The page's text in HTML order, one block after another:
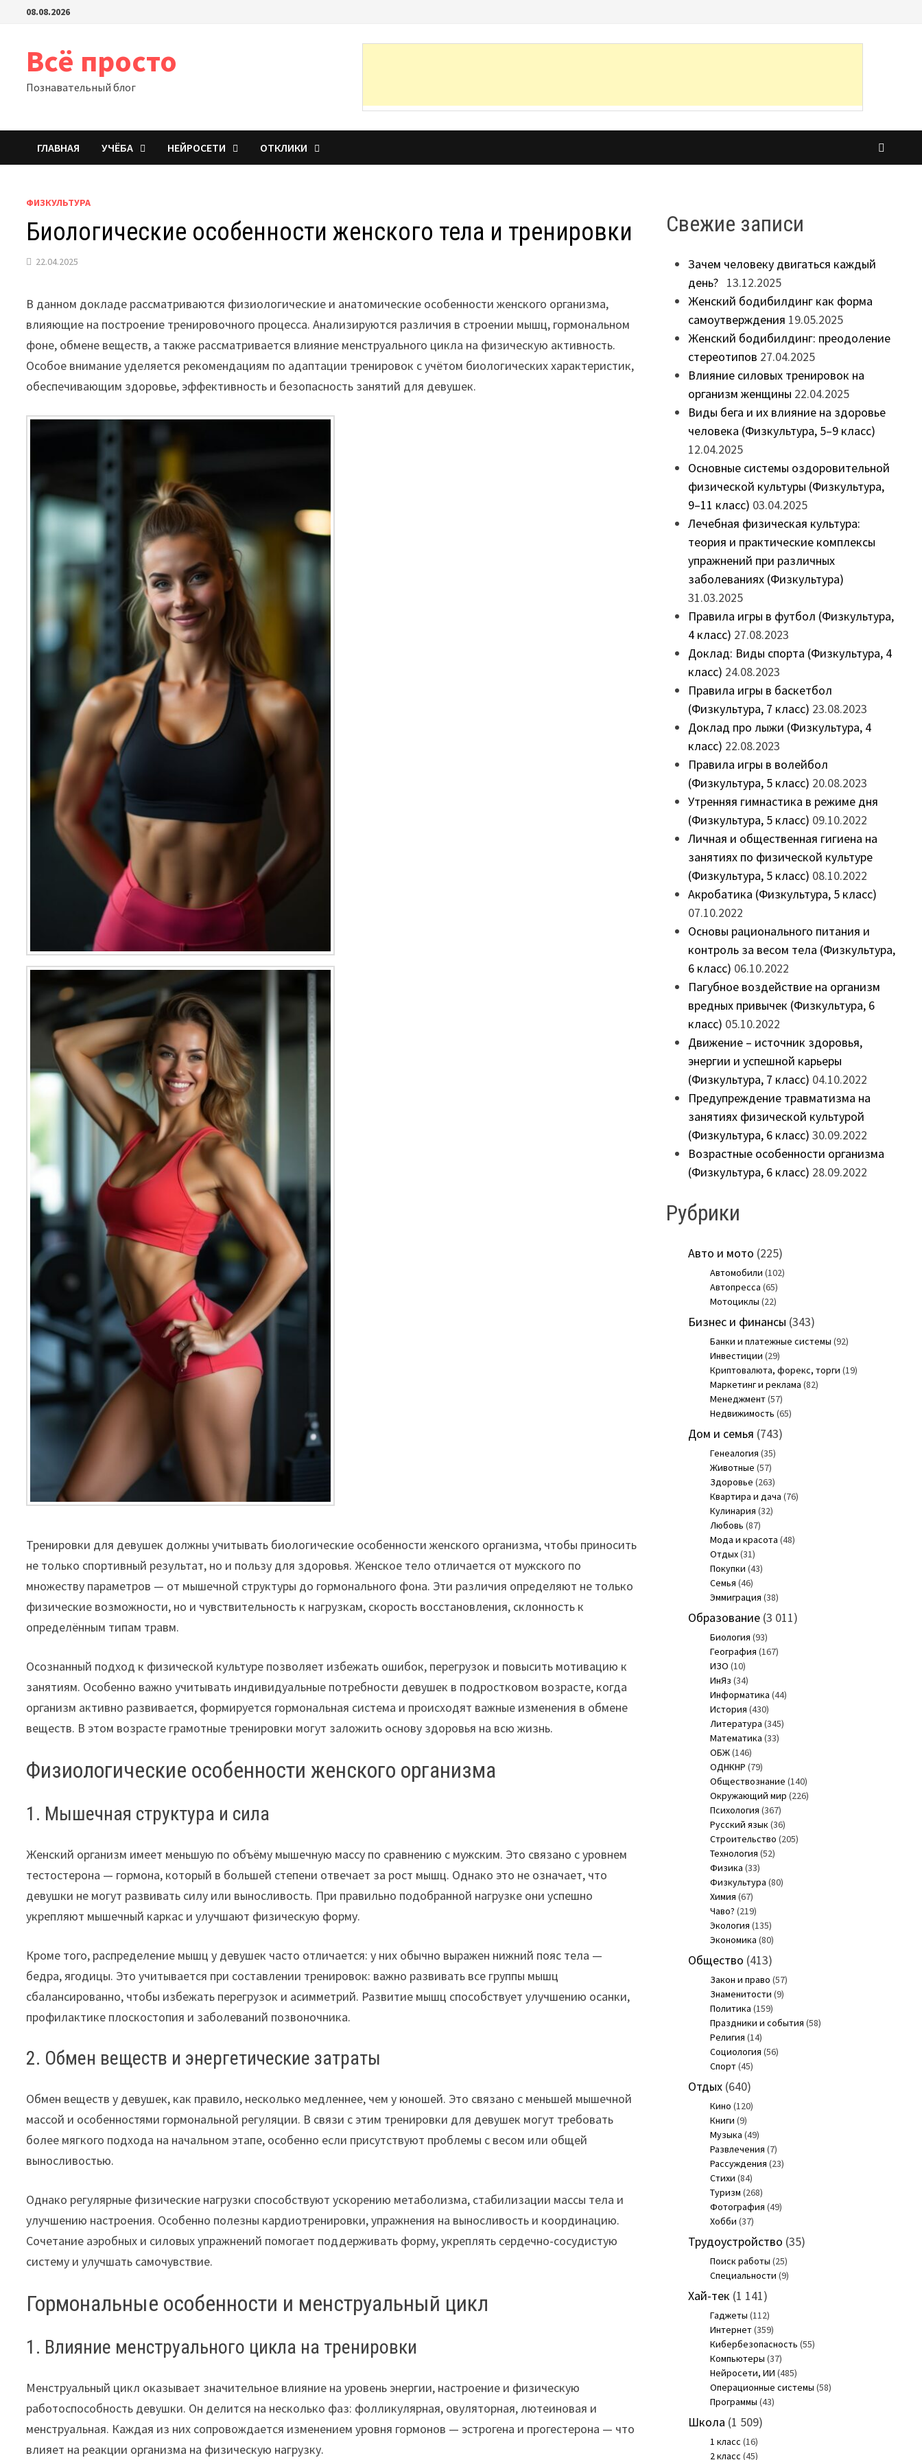
Перейти08.08.2026
Всё просто
Познавательный блог
ГЛАВНАЯ УЧЁБА НЕЙРОСЕТИ ОТКЛИКИ
ФИЗКУЛЬТУРА
Биологические особенности женского тела и тренировки
22.04.2025
В данном докладе рассматриваются физиологические и анатомические особенности женского организма,
влияющие на построение тренировочного процесса. Анализируются различия в строении мышц, гормональном
фоне, обмене веществ, а также рассматривается влияние менструального цикла на физическую активность.
Особое внимание уделяется рекомендациям по адаптации тренировок с учётом биологических характеристик,
обеспечивающим здоровье, эффективность и безопасность занятий для девушек.
Тренировки для девушек должны учитывать биологические особенности женского организма, чтобы приносить
не только спортивный результат, но и пользу для здоровья. Женское тело отличается от мужского по
множеству параметров — от мышечной структуры до гормонального фона. Эти различия определяют не только
физические возможности, но и чувствительность к нагрузкам, скорость восстановления, склонность к
определённым типам травм.
Осознанный подход к физической культуре позволяет избежать ошибок, перегрузок и повысить мотивацию к
занятиям. Особенно важно учитывать индивидуальные потребности девушек в подростковом возрасте, когда
организм активно развивается, формируется гормональная система и происходят важные изменения в обмене
веществ. В этом возрасте грамотные тренировки могут заложить основу здоровья на всю жизнь.
Физиологические особенности женского организма
1. Мышечная структура и сила
Женский организм имеет меньшую по объёму мышечную массу по сравнению с мужским. Это связано с уровнем
тестостерона — гормона, который в большей степени отвечает за рост мышц. Однако это не означает, что
девушки не могут развивать силу или выносливость. При правильно подобранной нагрузке они успешно
укрепляют мышечный каркас и улучшают физическую форму.
Кроме того, распределение мышц у девушек часто отличается: у них обычно выражен нижний пояс тела —
бедра, ягодицы. Это учитывается при составлении тренировок: важно развивать все группы мышц
сбалансированно, чтобы избежать перегрузок и асимметрий. Развитие мышц способствует улучшению осанки,
профилактике плоскостопия и заболеваний позвоночника.
2. Обмен веществ и энергетические затраты
Обмен веществ у девушек, как правило, несколько медленнее, чем у юношей. Это связано с меньшей мышечной
массой и особенностями гормональной регуляции. В связи с этим тренировки для девушек могут требовать
более мягкого подхода на начальном этапе, особенно если присутствуют проблемы с весом или общей
выносливостью.
Однако регулярные физические нагрузки способствуют ускорению метаболизма, стабилизации массы тела и
улучшению настроения. Особенно полезны кардиотренировки, упражнения на выносливость и координацию.
Сочетание аэробных и силовых упражнений помогает поддерживать форму, укреплять сердечно-сосудистую
систему и улучшать самочувствие.
Гормональные особенности и менструальный цикл
1. Влияние менструального цикла на тренировки
Менструальный цикл оказывает значительное влияние на уровень энергии, настроение и физическую
работоспособность девушки. Он делится на несколько фаз: фолликулярная, овуляторная, лютеиновая и
менструальная. Каждая из них сопровождается изменением уровня гормонов — эстрогена и прогестерона — что
влияет на реакции организма на физическую нагрузку.
Свежие записи
Зачем человеку двигаться каждый
день? 13.12.2025
Женский бодибилдинг как форма
самоутверждения 19.05.2025
Женский бодибилдинг: преодоление
стереотипов 27.04.2025
Влияние силовых тренировок на
организм женщины 22.04.2025
Виды бега и их влияние на здоровье
человека (Физкультура, 5–9 класс)
12.04.2025
Основные системы оздоровительной
физической культуры (Физкультура,
9–11 класс) 03.04.2025
Лечебная физическая культура:
теория и практические комплексы
упражнений при различных
заболеваниях (Физкультура)
31.03.2025
Правила игры в футбол (Физкультура,
4 класс) 27.08.2023
Доклад: Виды спорта (Физкультура, 4
класс) 24.08.2023
Правила игры в баскетбол
(Физкультура, 7 класс) 23.08.2023
Доклад про лыжи (Физкультура, 4
класс) 22.08.2023
Правила игры в волейбол
(Физкультура, 5 класс) 20.08.2023
Утренняя гимнастика в режиме дня
(Физкультура, 5 класс) 09.10.2022
Личная и общественная гигиена на
занятиях по физической культуре
(Физкультура, 5 класс) 08.10.2022
Акробатика (Физкультура, 5 класс)
07.10.2022
Основы рационального питания и
контроль за весом тела (Физкультура,
6 класс) 06.10.2022
Пагубное воздействие на организм
вредных привычек (Физкультура, 6
класс) 05.10.2022
Движение – источник здоровья,
энергии и успешной карьеры
(Физкультура, 7 класс) 04.10.2022
Предупреждение травматизма на
занятиях физической культурой
(Физкультура, 6 класс) 30.09.2022
Возрастные особенности организма
(Физкультура, 6 класс) 28.09.2022
Рубрики
Авто и мото (225)
Автомобили (102)
Автопресса (65)
Мотоциклы (22)
Бизнес и финансы (343)
Банки и платежные системы (92)
Инвестиции (29)
Криптовалюта, форекс, торги (19)
Маркетинг и реклама (82)
Менеджмент(57)
Недвижимость (65)
Дом и семья (743)
Генеалогия (35)
Животные (57)
Здоровье (263)
Квартира и дача (76)
Кулинария (32)
Любовь (87)
Мода и красота (48)
Отдых(31)
Покупки (43)
Семья (46)
Эммиграция (38)
Образование(3 011)
Биология (93)
География (167)
ИЗО (10)
ИнЯз (34)
Информатика (44)
История (430)
Литература (345)
Математика (33)
ОБЖ(146)
ОДНКНР (79)
Обществознание (140)
Окружающий мир (226)
Психология (367)
Русский язык(36)
Строительство (205)
Технология (52)
Физика (33)
Физкультура (80)
Химия (67)
Чаво? (219)
Экология (135)
Экономика (80)
Общество (413)
Закон и право (57)
Знаменитости (9)
Политика (159)
Праздники и события (58)
Религия (14)
Социология (56)
Спорт(45)
Отдых(640)
Кино (120)
Книги (9)
Музыка (49)
Развлечения (7)
Рассуждения (23)
Стихи (84)
Туризм (268)
Фотография (49)
Хобби (37)
Трудоустройство (35)
Поиск работы (25)
Специальности (9)
Хай-тек (1 141)
Гаджеты (112)
Интернет(359)
Кибербезопасность (55)
Компьютеры (37)
Нейросети, ИИ (485)
Операционные системы (58)
Программы (43)
Школа (1 509)
1 класс (16)
2 класс (45)